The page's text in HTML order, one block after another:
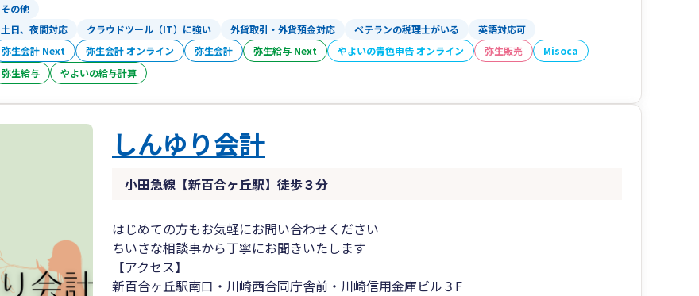
その他
土日、夜間対応 クラウドツール（IT）に強い 外貨取引・外貨預金対応 ベテランの税理士がいる 英語対応可
弥生会計 Next 弥生会計 オンライン 弥生会計 弥生給与 Next やよいの青色申告 オンライン 弥生販売
Misoca
弥生給与
やよいの給与計算
しんゆり会計
小田急線【新百合ヶ丘駅】徒歩３分
はじめての方もお気軽にお問い合わせください
ちいさな相談事から丁寧にお聞きいたします
【アクセス】
新百合ヶ丘駅南口・川崎西合同庁舎前・川崎信用金庫ビル３F